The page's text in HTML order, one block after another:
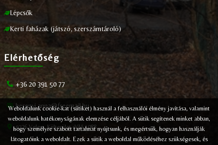
Lépcsők
Kerti faházak (játszó, szerszámtároló)
Elérhetőség
+36 20 391 50 77
herenyi.anna@freemail.hu
9726 Velem, Külterület dűlő 1088.
Weboldalunk cookie-kat (sütiket) használ a felhasználói élmény javítása, valamint
weboldalunk hatékonyságának elemzése céljából. A sütik segítenek minket abban,
hogy személyre szabott tartalmat nyújtsunk, és megértsük, hogyan használják
látogatóink a weboldalt. Ezek a sütik a weboldal működéséhez szükségesek, és